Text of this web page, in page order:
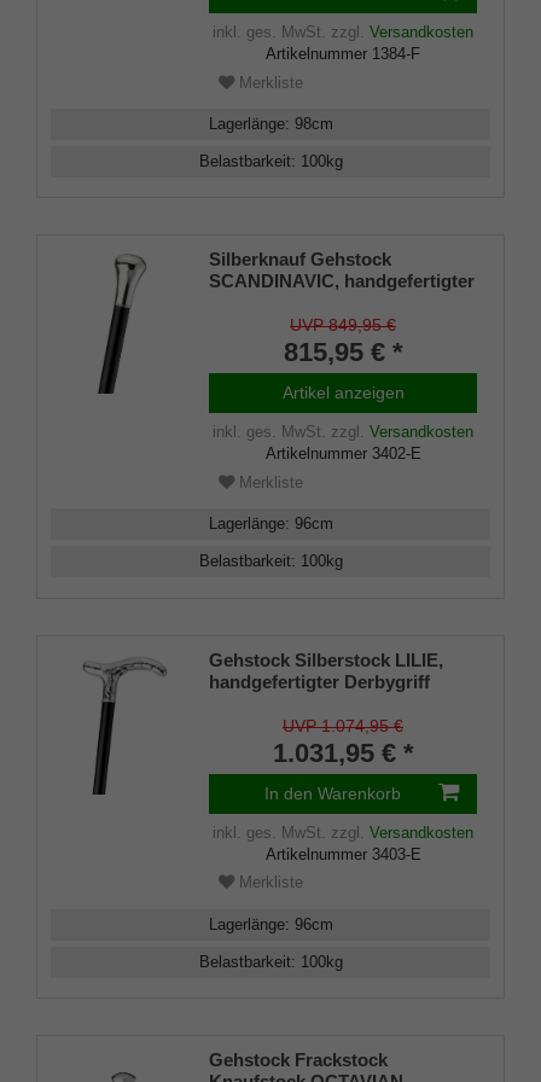
inkl. ges. MwSt. zzgl. Versandkosten
Artikelnummer 1384-F
Merkliste
Lagerlänge: 98cm
Belastbarkeit: 100kg
Silberknauf Gehstock
SCANDINAVIC, handgefertigter
Sterlingsilber, edles Makassar-
Ebenholz, inklusive
Gummipuffer
UVP 849,95 €
815,95 € *
Artikel anzeigen
inkl. ges. MwSt. zzgl. Versandkosten
Artikelnummer 3402-E
Merkliste
Lagerlänge: 96cm
Belastbarkeit: 100kg
Gehstock Silberstock LILIE,
handgefertigter Derbygriff
aufgesetzt auf einen Stock aus
edlem Makassar-Ebenholz,
inklusiv Gummipuffer.
UVP 1.074,95 €
1.031,95 € *
In den Warenkorb
inkl. ges. MwSt. zzgl. Versandkosten
Artikelnummer 3403-E
Merkliste
Lagerlänge: 96cm
Belastbarkeit: 100kg
Gehstock Frackstock